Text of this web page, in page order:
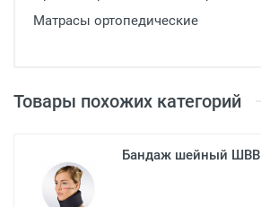
Прачечное оборудование
Косметология
Матрасы ортопедические
Товары похожих категорий
Бандаж шейный ШВВ